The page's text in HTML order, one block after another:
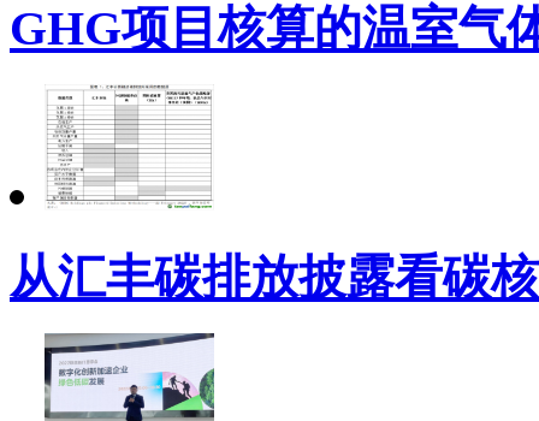
GHG项目核算的温室
从汇丰碳排放披露看碳